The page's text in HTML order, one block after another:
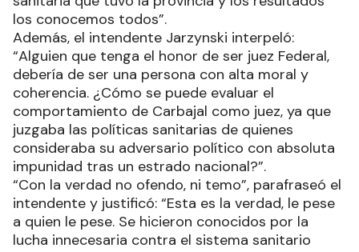
los conocemos todos”.
Además, el intendente Jarzynski interpeló:
“Alguien que tenga el honor de ser juez Federal,
debería de ser una persona con alta moral y
coherencia. ¿Cómo se puede evaluar el
comportamiento de Carbajal como juez, ya que
juzgaba las políticas sanitarias de quienes
consideraba su adversario político con absoluta
impunidad tras un estrado nacional?”.
“Con la verdad no ofendo, ni temo”, parafraseó el
intendente y justificó: “Esta es la verdad, le pese
a quien le pese. Se hicieron conocidos por la
lucha innecesaria contra el sistema sanitario